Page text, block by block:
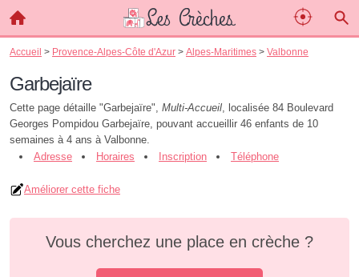
Accueil > Provence-Alpes-Côte d'Azur > Alpes-Maritimes > Valbonne
Garbejaïre
Cette page détaille "Garbejaïre", Multi-Accueil, localisée 84 Boulevard
Georges Pompidou Garbejaïre, pouvant accueillir 46 enfants de 10
semaines à 4 ans à Valbonne.
Adresse
Horaires Inscription Téléphone
Améliorer cette fiche
Vous cherchez une place en crèche ?